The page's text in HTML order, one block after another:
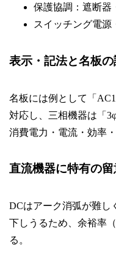
保護協調：遮断器
スイッチング電源
表示・記法と名板
名板には例として「
対応し、三相機器は「
消費電力・電流・効率
直流機器に特有の留
DCはアーク消弧が難し
下しうるため、余裕率
る。